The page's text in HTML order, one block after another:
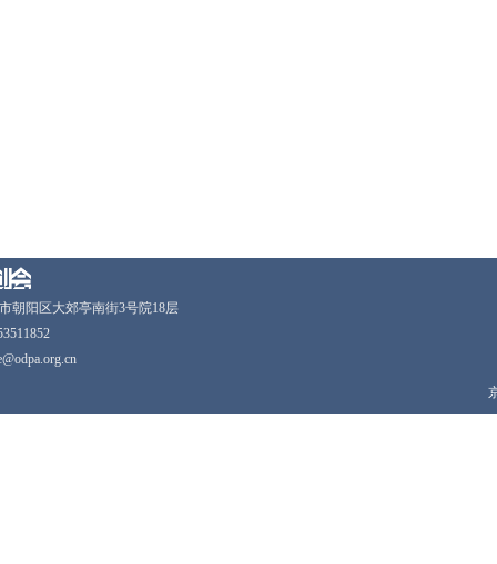
朝阳区大郊亭南街3号院18层